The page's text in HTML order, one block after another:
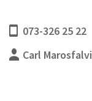
073-326 25 22
Carl Marosfalvi